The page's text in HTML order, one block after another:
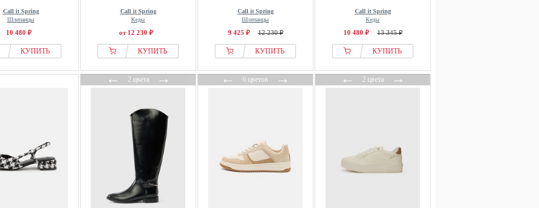
Call it Spring
Шлепанцы
10 480 ₽
КУПИТЬ
Call it Spring
Кеды
от 12 230 ₽
КУПИТЬ
Call it Spring
Шлепанцы
9 425 ₽ 12 230 ₽
КУПИТЬ
Call it Spring
Кеды
10 480 ₽ 13 345 ₽
КУПИТЬ
←2 цвета→ ←6 цветов→ ←2 цвета→